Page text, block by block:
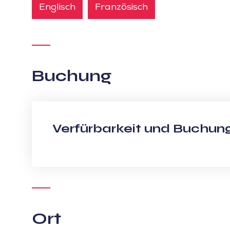
Englisch Französisch
Buchung
Verfürbarkeit und
Ort